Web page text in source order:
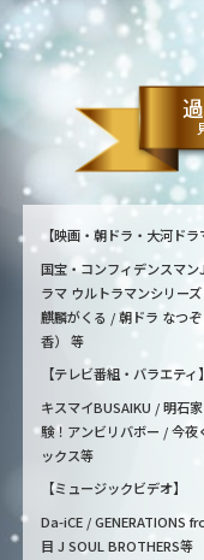
【映画・朝ドラ・大河ドラ
国宝・コンフィデンスマ
ラマ ウルトラマンシリー
麒麟がくる / 朝ドラ なつ
香） 等
【テレビ番組・バラエティ】
キスマイBUSAIKU / 明石
験！アンビリバボー / 今
ックス等
【ミュージックビデオ】
Da-iCE / GENERATIONS
目 J SOUL BROTHERS等